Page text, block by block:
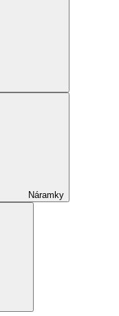
Náramky